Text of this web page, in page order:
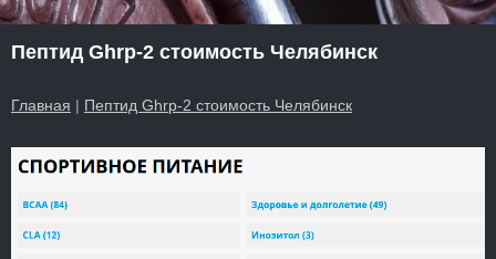
Пептид Ghrp-2 стоимость Челябинск
Главная | Пептид Ghrp-2 стоимость Челябинск